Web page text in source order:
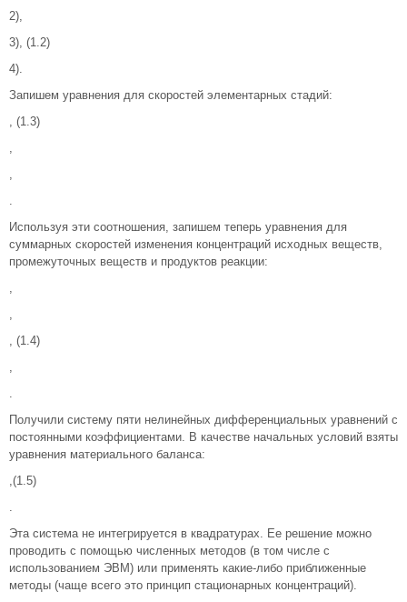
2),
3), (1.2)
4).
Запишем уравнения для скоростей элементарных стадий:
, (1.3)
,
,
.
Используя эти соотношения, запишем теперь уравнения для
суммарных скоростей изменения концентраций исходных веществ,
промежуточных веществ и продуктов реакции:
,
,
, (1.4)
,
.
Получили систему пяти нелинейных дифференциальных уравнений с
постоянными коэффициентами. В качестве начальных условий взяты
уравнения материального баланса:
,(1.5)
.
Эта система не интегрируется в квадратурах. Ее решение можно
проводить с помощью численных методов (в том числе с
использованием ЭВМ) или применять какие-либо приближенные
методы (чаще всего это принцип стационарных концентраций).